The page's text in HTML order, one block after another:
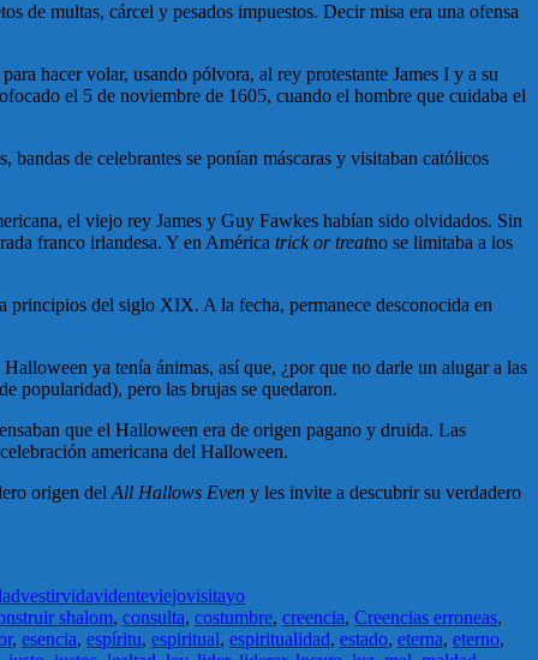
de multas, cárcel y pesados impuestos. Decir misa era una ofensa
hacer volar, usando pólvora, al rey protestante James I y a su
el 5 de noviembre de 1605, cuando el hombre que cuidaba el
de celebrantes se ponían máscaras y visitaban católicos
el viejo rey James y Guy Fawkes habían sido olvidados. Sin
franco irlandesa. Y en América trick or treatno se limitaba a los
principios del siglo XIX. A la fecha, permanece desconocida en
ya tenía ánimas, así que, ¿por que no darle un alugar a las
popularidad), pero las brujas se quedaron.
que el Halloween era de origen pagano y druida. Las
americana del Halloween.
origen del All Hallows Even y les invite a descubrir su verdadero
vestirvidavidenteviejovisitayo
shalom, consulta, costumbre, creencia, Creencias erroneas,
, esencia, espíritu, espiritual, espiritualidad, estado, eterna, eterno,